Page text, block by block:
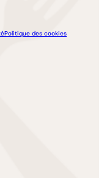
Politique des cookies